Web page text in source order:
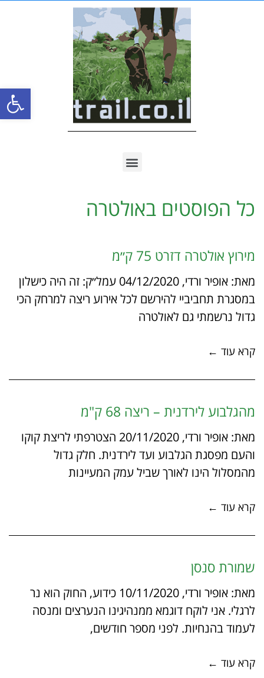
פתח
כל הפוסטים באולטרה
מירוץ אולטרה דזרט 75 ק״מ
מאת: אופיר ורדי, 04/12/2020 עמל״ק: זה היה כישלון
במסגרת תחביביי להירשם לכל אירוע ריצה למרחק הכי
גדול נרשמתי גם לאולטרה
קרא עוד ←
מהגלבוע לירדנית – ריצה 68 ק"מ
מאת: אופיר ורדי, 20/11/2020 הצטרפתי לריצת קוקו
והעם מפסגת הגלבוע ועד לירדנית. חלק גדול
מהמסלול הינו לאורך שביל עמק המעיינות
קרא עוד ←
שמורת סנסן
מאת: אופיר ורדי, 10/11/2020 כידוע, החוק הוא נר
לרגלי. אני לוקח דוגמא ממנהיגינו הנערצים ומנסה
לעמוד בהנחיות. לפני מספר חודשים,
קרא עוד ←